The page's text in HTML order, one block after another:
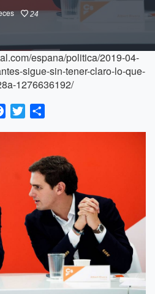
24
espana/politica/2019-04-
sigue-sin-tener-claro-lo-que-
1276636192/
Facebook
Twitter